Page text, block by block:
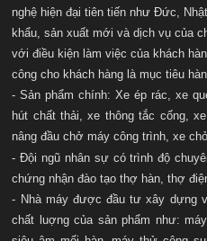
nghệ hiện đại tiên tiến như Đức,
khẩu, sản xuất mới và dịch vụ của
với điều kiện làm việc của khách
công cho khách hàng là mục tiêu
- Sản phẩm chính: Xe ép rác, xe
hút chất thải, xe thông tắc cống,
nâng đầu chở máy công trình, xe
- Đội ngũ nhân sự có trình độ
chứng nhận đào tạo thợ hàn, thợ
- Nhà máy được đầu tư xây dựng
chất luợng của sản phẩm như: